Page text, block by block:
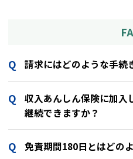
請求にはどのような手続
収入あんしん保険に加入
継続できますか？
免責期間180日とはどの